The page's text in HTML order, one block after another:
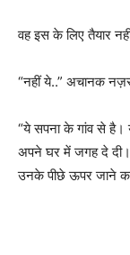
वह इस के लिए तैयार
“नहीं ये..” अचानक
“ये सपना के गांव से है।
अपने घर में जगह दे दी।
उनके पीछे ऊपर जाने का